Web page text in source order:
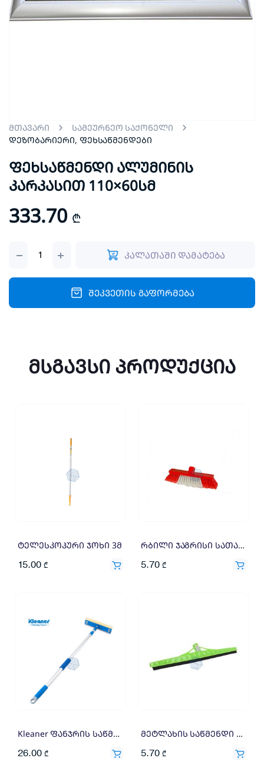
მთავარი
სამეურნეო საქონელი
დეზობარიერი, ფეხსაწმენდები
ფეხსაწმენდი ალუმინის
კარკასით 110×60სმ
333.70 ₾
ალუმინის
110x60სმ
კალათაში დამატება
შეკვეთის გაფორმება
მსგავსი პროდუქცია
ტელესკოპური ჯოხი 3მ
15.00 ₾
რბილი ჯაგრისი სათადარიგო
5.70 ₾
Kleaner ფანჯრის საწმენდი KB2203
26.00 ₾
მეტლახის საწმენდი რეზინი სათადარიგო 55სმ
5.70 ₾